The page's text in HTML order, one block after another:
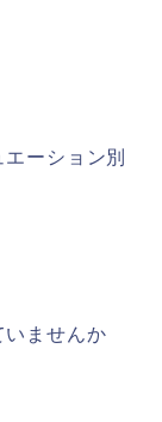
ーション別
いませんか